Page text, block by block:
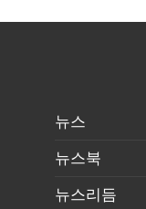
엔저'에 원화
뉴스
뉴스북
뉴스리듬